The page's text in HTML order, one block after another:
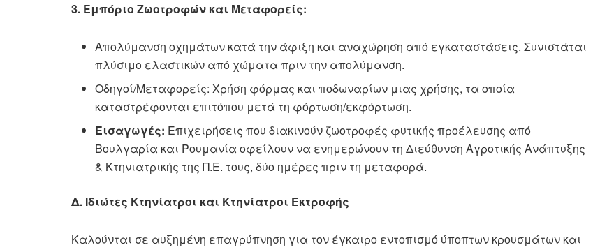
3. Εμπόριο Ζωοτροφών και Μεταφορείς:
Απολύμανση οχημάτων κατά την άφιξη και αναχώρηση από εγκαταστάσεις. Συνιστάται
πλύσιμο ελαστικών από χώματα πριν την απολύμανση.
Οδηγοί/Μεταφορείς: Χρήση φόρμας και ποδωναρίων μιας χρήσης, τα οποία
καταστρέφονται επιτόπου μετά τη φόρτωση/εκφόρτωση.
Εισαγωγές: Επιχειρήσεις που διακινούν ζωοτροφές φυτικής προέλευσης από
Βουλγαρία και Ρουμανία οφείλουν να ενημερώνουν τη Διεύθυνση Αγροτικής Ανάπτυξης
& Κτηνιατρικής της Π.Ε. τους, δύο ημέρες πριν τη μεταφορά.
Δ. Ιδιώτες Κτηνίατροι και Κτηνίατροι Εκτροφής
Καλούνται σε αυξημένη επαγρύπνηση για τον έγκαιρο εντοπισμό ύποπτων κρουσμάτων και